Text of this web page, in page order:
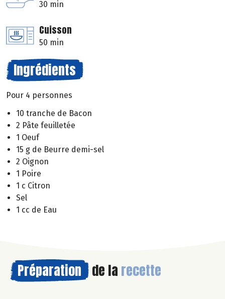
30 min
Cuisson
50 min
Ingrédients
Pour 4 personnes
10 tranche de Bacon
2 Pâte feuilletée
1 Oeuf
15 g de Beurre demi-sel
2 Oignon
1 Poire
1 c Citron
Sel
1 cc de Eau
Préparation de la recette